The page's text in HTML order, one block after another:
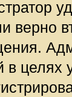
верно
в